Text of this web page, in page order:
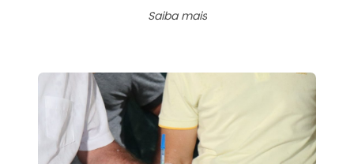
Saiba mais